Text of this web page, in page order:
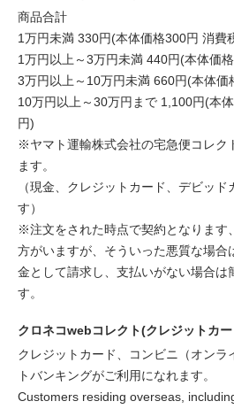
商品合計
1万円未満 330円(本体価格300円 消費
1万円以上～3万円未満 440円(本体価
3万円以上～10万円未満 660円(本体価
10万円以上～30万円まで 1,100円(本
円)
※ヤマト運輸株式会社の宅急便コレク
ます。
（現金、クレジットカード、デビッ
す）
※注文をされた時点で契約となります
方がいますが、そういった悪質な場合
金として請求し、支払いがない場合は
す。
クロネコwebコレクト(クレジットカ
クレジットカード、コンビニ（オンラ
トバンキングがご利用になれます。
Customers residing overseas,